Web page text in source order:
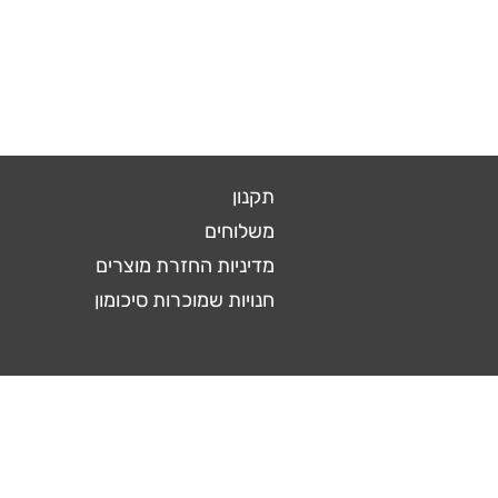
תקנון
משלוחים
מדיניות החזרת מוצרים
חנויות שמוכרות סיכומון